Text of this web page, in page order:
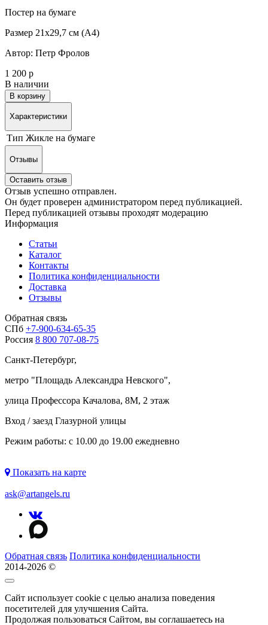
Постер на бумаге
Размер 21х29,7 см (А4)
Автор: Петр Фролов
1 200 р
В наличии
В корзину
Характеристики
Тип Жикле на бумаге
Отзывы
Оставить отзыв
Отзыв успешно отправлен.
Он будет проверен администратором перед публикацией.
Перед публикацией отзывы проходят модерацию
Информация
Статьи
Каталог
Контакты
Политика конфиденциальности
Доставка
Отзывы
Обратная связь
СПб +7-900-634-65-35
Россия 8 800 707-08-75
Санкт-Петербург,
метро "Площадь Александра Невского",
улица Профессора Качалова, 8М, 2 этаж
Вход / заезд Глазурной улицы
Режим работы: с 10.00 до 19.00 ежедневно
Показать на карте
ask@artangels.ru
Обратная связь Политика конфиденциальности
2014-2026 ©
Сайт использует cookie с целью анализа поведения
посетителей для улучшения Сайта.
Продолжая пользоваться Сайтом, вы соглашаетесь на